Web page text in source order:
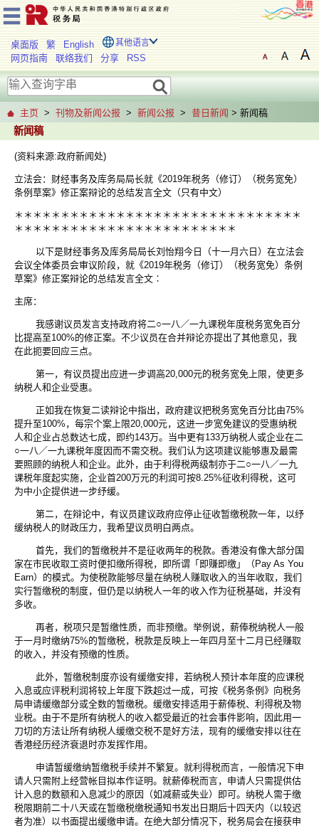
桌面版 繁 English 其他语言
网页指南 联络我们 分享 RSS
主页 > 刊物及新闻公报 > 新闻公报 > 昔日新闻 > 新闻稿
新闻稿
(资料来源:政府新闻处)
立法会：财经事务及库务局局长就《2019年税务（修订）（税务宽免）
条例草案》修正案辩论的总结发言全文（只有中文）
＊＊＊＊＊＊＊＊＊＊＊＊＊＊＊＊＊＊＊＊＊＊＊＊＊＊＊＊＊＊＊
＊＊＊＊＊＊＊＊＊＊＊＊＊＊＊＊＊＊＊＊＊＊＊＊
以下是财经事务及库务局局长刘怡翔今日（十一月六日）在立法会
会议全体委员会审议阶段，就《2019年税务（修订）（税务宽免）条例
草案》修正案辩论的总结发言全文∶
主席：
我感谢议员发言支持政府将二○一八／一九课税年度税务宽免百分
比提高至100%的修正案。不少议员在合并辩论亦提出了其他意见，我
在此扼要回应三点。
第一，有议员提出应进一步调高20,000元的税务宽免上限，使更多
纳税人和企业受惠。
正如我在恢复二读辩论中指出，政府建议把税务宽免百分比由75%
提升至100%，每宗个案上限20,000元，这进一步宽免建议的受惠纳税
人和企业占总数达七成，即约143万。当中更有133万纳税人或企业在二
○一八／一九课税年度因而不需交税。我们认为这项建议能够惠及最需
要照顾的纳税人和企业。此外，由于利得税两级制亦于二○一八／一九
课税年度起实施，企业首200万元的利润可按8.25%征收利得税，这可
为中小企提供进一步纾缓。
第二，在辩论中，有议员建议政府应停止征收暂缴税款一年，以纾
缓纳税人的财政压力，我希望议员明白两点。
首先，我们的暂缴税并不是征收两年的税款。香港没有像大部分国
家在市民收取工资时便扣缴所得税，即所谓「即赚即缴」（Pay As You
Earn）的模式。为使税款能够尽量在纳税人赚取收入的当年收取，我们
实行暂缴税的制度，但仍是以纳税人一年的收入作为征税基础，并没有
多收。
再者，税项只是暂缴性质，而非预缴。举例说，薪俸税纳税人一般
于一月时缴纳75%的暂缴税，税款是反映上一年四月至十二月已经赚取
的收入，并没有预缴的性质。
此外，暂缴税制度亦设有缓缴安排，若纳税人预计本年度的应课税
入息或应评税利润将较上年度下跌超过一成，可按《税务条例》向税务
局申请缓缴部分或全数的暂缴税。缓缴安排适用于薪俸税、利得税及物
业税。由于不是所有纳税人的收入都受最近的社会事件影响，因此用一
刀切的方法让所有纳税人缓缴交税不是好方法，现有的缓缴安排以往在
香港经历经济衰退时亦发挥作用。
申请暂缓缴纳暂缴税手续并不繁复。就利得税而言，一般情况下申
请人只需附上经营帐目拟本作证明。就薪俸税而言，申请人只需提供估
计入息的数额和入息减少的原因（如减薪或失业）即可。纳税人需于缴
税限期前二十八天或在暂缴税缴税通知书发出日期后十四天内（以较迟
者为准）以书面提出缓缴申请。在绝大部分情况下，税务局会在接获申